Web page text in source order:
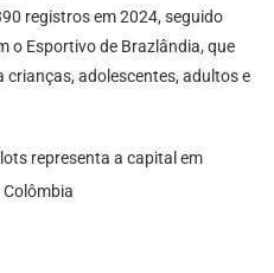
registros em 2024, seguido
o Esportivo de Brazlândia, que
adolescentes, adultos e